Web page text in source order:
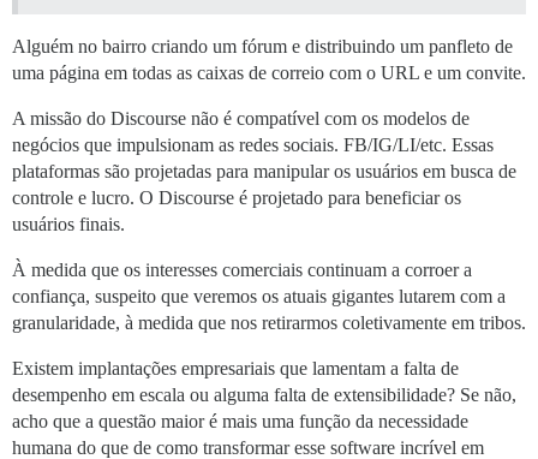
Alguém no bairro criando um fórum e distribuindo um panfleto de
uma página em todas as caixas de correio com o URL e um convite.
A missão do Discourse não é compatível com os modelos de
negócios que impulsionam as redes sociais. FB/IG/LI/etc. Essas
plataformas são projetadas para manipular os usuários em busca de
controle e lucro. O Discourse é projetado para beneficiar os
usuários finais.
À medida que os interesses comerciais continuam a corroer a
confiança, suspeito que veremos os atuais gigantes lutarem com a
granularidade, à medida que nos retirarmos coletivamente em tribos.
Existem implantações empresariais que lamentam a falta de
desempenho em escala ou alguma falta de extensibilidade? Se não,
acho que a questão maior é mais uma função da necessidade
humana do que de como transformar esse software incrível em